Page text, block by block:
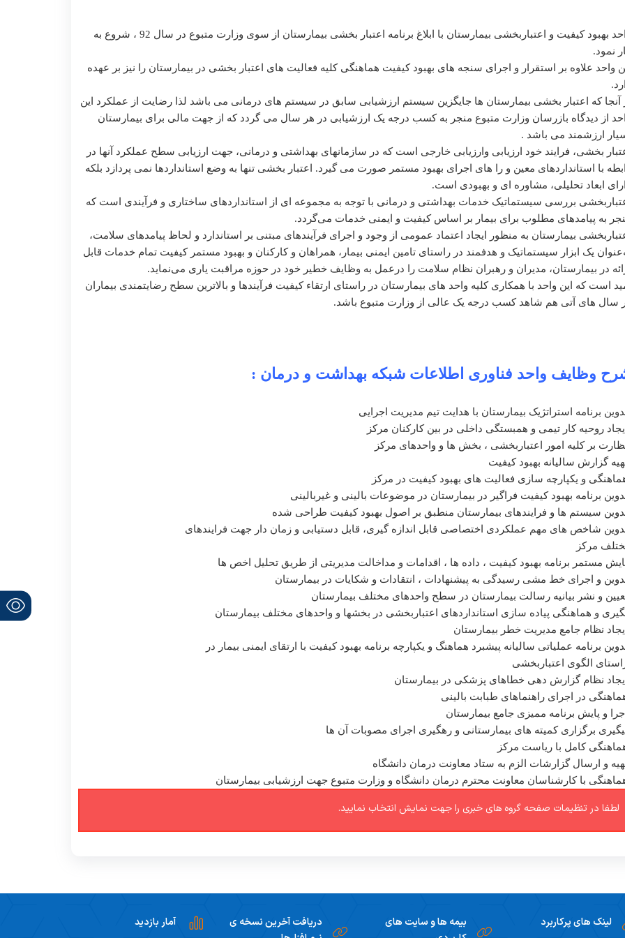
واحد درآمد و ترخیص
آزمایشگاه
بخش داخلی بیمارستان
روان
واحد بهبود کیفیت و اعتباربخشی بیمارستان با ابلاغ برنامه اعتبار بخشی بیمارستان از سوی وزارت متبوع در سال 92 ، شروع به
نمود.
واحد علاوه بر استقرار و اجرای سنجه های بهبود کیفیت هماهنگی کلیه فعالیت های اعتبار بخشی در بیمارستان را نیز بر عهده
آنجا که اعتبار بخشی بیمارستان ها جایگزین سیستم ارزشیابی سابق در سیستم های درمانی می باشد لذا رضایت از عملکرد این
از دیدگاه بازرسان وزارت متبوع منجر به کسب درجه یک ارزشیابی در هر سال می گردد که از جهت مالی برای بیمارستان
ارزشمند می باشد .
بخشی، فرایند خود ارزیابی وارزیابی خارجی است که در سازمانهای بهداشتی و درمانی، جهت ارزیابی سطح عملکرد آنها در
با استانداردهای معین و را های اجرای بهبود مستمر صورت می گیرد. اعتبار بخشی تنها به وضع استانداردها نمی پردازد بلکه
ابعاد تحلیلی، مشاوره ای و بهبودی است.
بررسی سیستماتیک خدمات بهداشتی و درمانی با توجه به مجموعه ای از استانداردهای ساختاری و فرآیندی است که
به پیامدهای مطلوب برای بیمار بر اساس کیفیت و ایمنی خدمات می‌گردد.
بیمارستان به منظور ایجاد اعتماد عمومی از وجود و اجرای فرآیندهای مبتنی بر استاندارد و لحاظ پیامدهای سلامت،
یک ابزار سیستماتیک و هدفمند در راستای تامین ایمنی بیمار، همراهان و کارکنان و بهبود مستمر کیفیت تمام خدمات قابل
در بیمارستان، مدیران و رهبران نظام سلامت را درعمل به وظایف خطیر خود در حوزه مراقبت یاری می‌نماید.
است که این واحد با همکاری کلیه واحد های بیمارستان در راستای ارتقاء کیفیت فرآیندها و بالاترین سطح رضایتمندی بیماران
سال های آتی هم شاهد کسب درجه یک عالی از وزارت متبوع باشد.
وظایف واحد فناوری اطلاعات شبکه بهداشت و درمان :
برنامه استراتژیک بیمارستان با هدایت تیم مدیریت اجرایی
روحیه کار تیمی و همبستگی داخلی در بین کارکنان مرکز
بر کلیه امور اعتباربخشی ، بخش ها و واحدهای مرکز
گزارش سالیانه بهبود کیفیت
و یکپارچه سازی فعالیت های بهبود کیفیت در مرکز
برنامه بهبود کیفیت فراگیر در بیمارستان در موضوعات بالینی و غیربالینی
سیستم ها و فرایندهای بیمارستان منطبق بر اصول بهبود کیفیت طراحی شده
شاخص های مهم عملکردی اختصاصی قابل اندازه گیری، قابل دستیابی و زمان دار جهت فرایندهای
مرکز
مستمر برنامه بهبود کیفیت ، داده ها ، اقدامات و مداخالت مدیریتی از طریق تحلیل اخص ها
و اجرای خط مشی رسیدگی به پیشنهادات ، انتقادات و شکایات در بیمارستان
و نشر بیانیه رسالت بیمارستان در سطح واحدهای مختلف بیمارستان
و هماهنگی پیاده سازی استانداردهای اعتباربخشی در بخشها و واحدهای مختلف بیمارستان
نظام جامع مدیریت خطر بیمارستان
برنامه عملیاتی سالیانه پیشبرد هماهنگ و یکپارچه برنامه بهبود کیفیت با ارتقای ایمنی بیمار در
الگوی اعتباربخشی
نظام گزارش دهی خطاهای پزشکی در بیمارستان
در اجرای راهنماهای طبابت بالینی
و پایش برنامه ممیزی جامع بیمارستان
برگزاری کمیته های بیمارستانی و رهگیری اجرای مصوبات آن ها
کامل با ریاست مرکز
و ارسال گزارشات الزم به ستاد معاونت درمان دانشگاه
با کارشناسان معاونت محترم درمان دانشگاه و وزارت متبوع جهت ارزشیابی بیمارستان
لطفا در تنظیمات صفحه گروه های خبری را جهت نمایش انتخاب نمایید.
لینک های پرکاربرد
بیمه ها و سایت های
دریافت آخرین نسخه ی
آمار بازدید